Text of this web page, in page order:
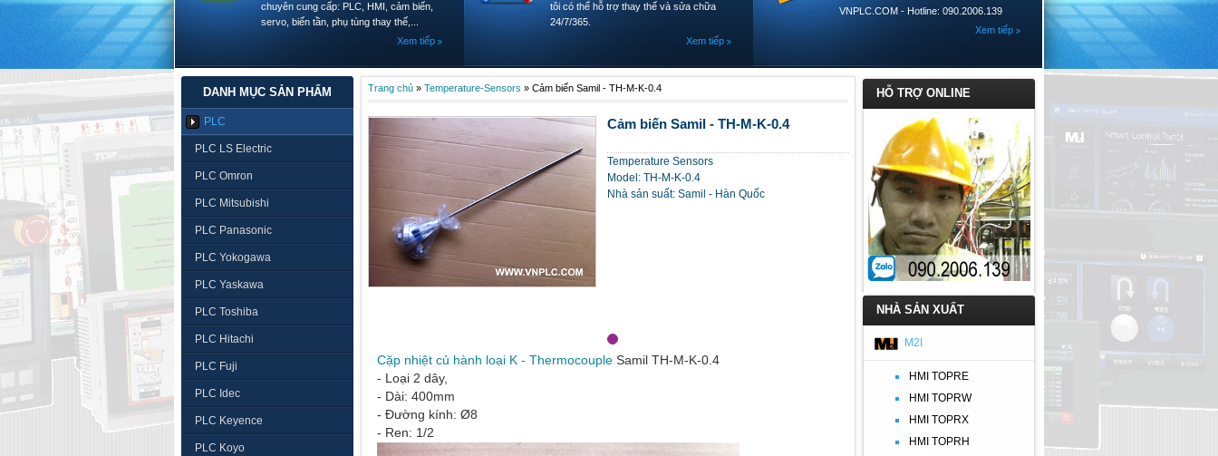
chuyên cung cấp: PLC, HMI, cảm biến,
servo, biến tần, phụ tùng thay thế,...
Xem tiếp
tôi có thể hỗ trợ thay thế và sửa chữa
24/7/365.
Xem tiếp
VNPLC.COM - Hotline: 090.2006.139
Xem tiếp
DANH MỤC SẢN PHẨM
PLC
PLC LS Electric
PLC Omron
PLC Mitsubishi
PLC Panasonic
PLC Yokogawa
PLC Yaskawa
PLC Toshiba
PLC Hitachi
PLC Fuji
PLC Idec
PLC Keyence
PLC Koyo
HỖ TRỢ ONLINE
NHÀ SẢN XUẤT
M2I
HMI TOPRE
HMI TOPRW
HMI TOPRX
HMI TOPRH
Trang chủ » Temperature-Sensors » Cảm biến Samil - TH-M-K-0.4
Cảm biến Samil - TH-M-K-0.4
Temperature Sensors
Model: TH-M-K-0.4
Nhà sản suất: Samil - Hàn Quốc
Cặp nhiệt củ hành loại K - Thermocouple Samil TH-M-K-0.4
- Loại 2 dây,
- Dài: 400mm
- Đường kính: Ø8
- Ren: 1/2